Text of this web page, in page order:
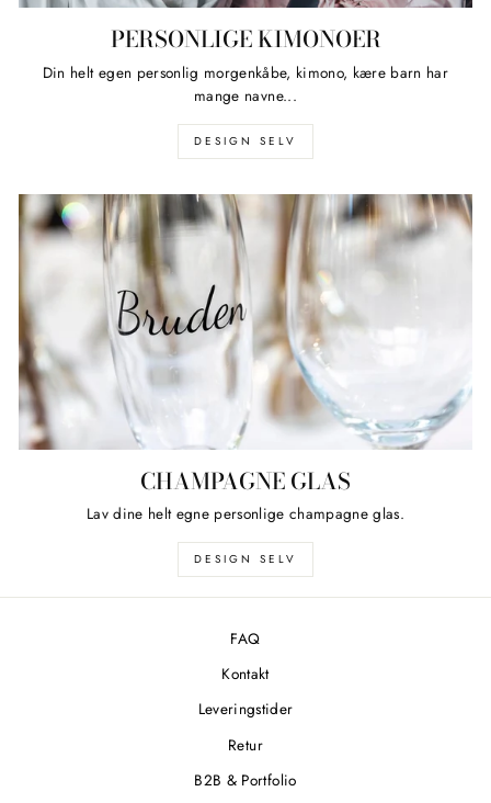
PERSONLIGE KIMONOER
Din helt egen personlig morgenkåbe, kimono, kære barn har
mange navne...
DESIGN SELV
CHAMPAGNE GLAS
Lav dine helt egne personlige champagne glas.
DESIGN SELV
FAQ
Kontakt
Leveringstider
Retur
B2B & Portfolio